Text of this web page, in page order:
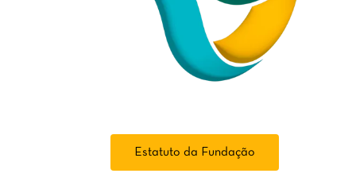
Estatuto da Fundação